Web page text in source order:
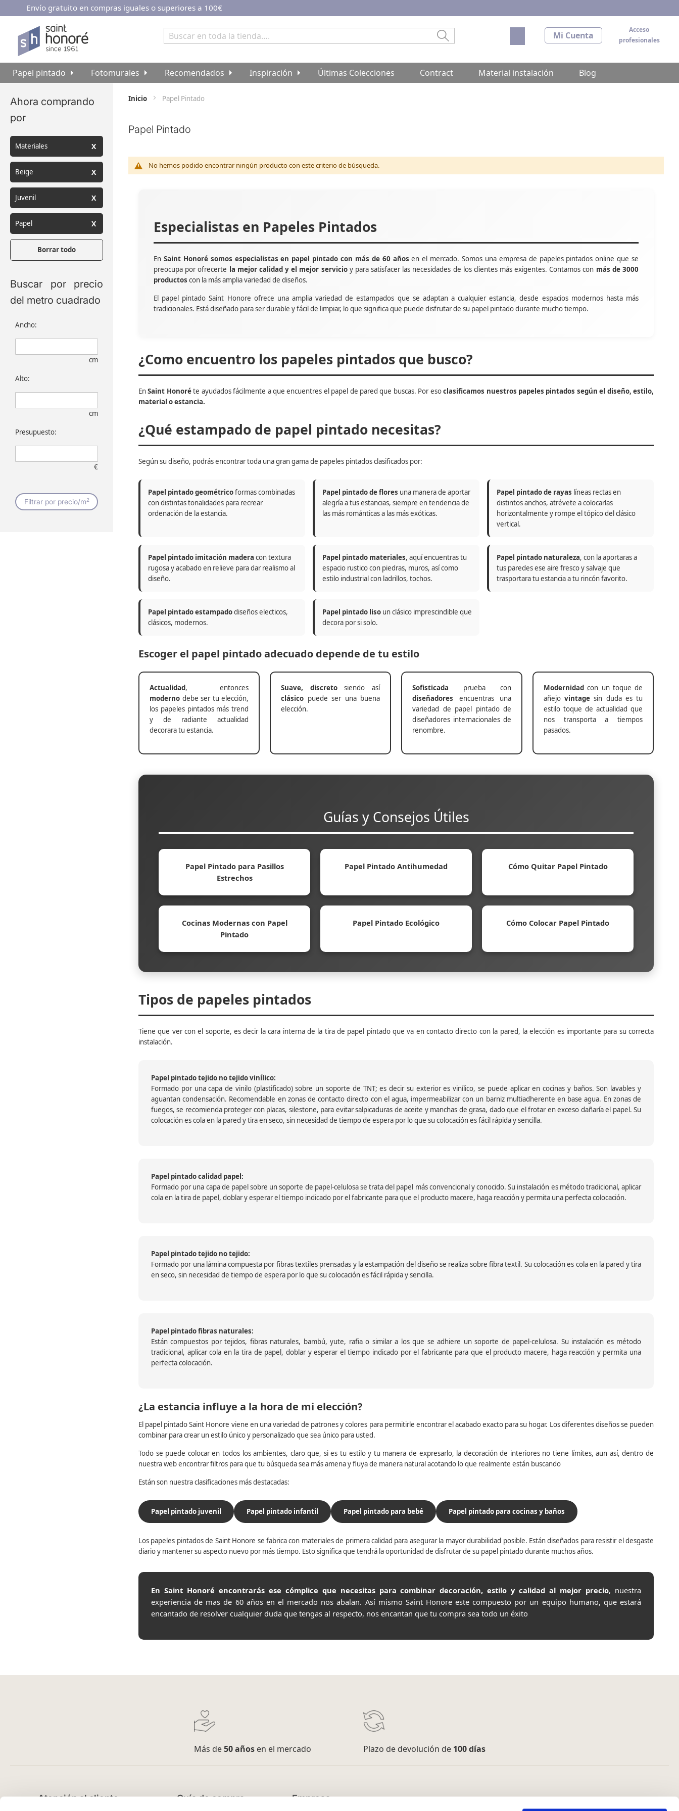
Ir
contenido
Envío gratuito en compras iguales o superiores a 100€
Acceso
profesionales
Mi Cuenta
Mi carrito
Papel pintado Fotomurales Recomendados Inspiración Últimas Colecciones Contract Material instalación Blog
Inicio Papel Pintado
Papel Pintado
No hemos podido encontrar ningún producto con este criterio de búsqueda.
Especialistas en Papeles Pintados
En Saint Honoré somos especialistas en papel pintado con más de 60 años en el mercado. Somos una empresa de papeles pintados online que se
preocupa por ofrecerte la mejor calidad y el mejor servicioy para satisfacer las necesidades de los clientes más exigentes. Contamos con más de 3000
productos con la más amplia variedad de diseños.
El papel pintado Saint Honore ofrece una amplia variedad de estampados que se adaptan a cualquier estancia, desde espacios modernos hasta más
tradicionales. Está diseñado para ser durable y fácil de limpiar, lo que significa que puede disfrutar de su papel pintado durante mucho tiempo.
¿Como encuentro los papeles pintados que busco?
EnSaint Honoréte ayudados fácilmente a que encuentres el papel de pared que buscas. Por esoclasificamos nuestros papeles pintados según el diseño, estilo,
material o estancia.
¿Qué estampado de papel pintado necesitas?
Según su diseño, podrás encontrar toda una gran gama de papeles pintados clasificados por:
Papel pintado geométricoformas combinadas
con distintas tonalidades para recrear
ordenación de la estancia.
Papel pintado de flores una manera de aportar
alegría a tus estancias, siempre en tendencia de
las más románticas a las más exóticas.
Papel pintado de rayas líneas rectas en
distintos anchos, atrévete a colocarlas
horizontalmente y rompe el tópico del clásico
vertical.
Papel pintado imitación madera con textura
rugosa y acabado en relieve para dar realismo al
diseño.
Papel pintado materiales, aquí encuentras tu
espacio rustico con piedras, muros, así como
estilo industrial con ladrillos, tochos.
Papel pintado naturaleza, con la aportaras a
tus paredes ese aire fresco y salvaje que
trasportara tu estancia a tu rincón favorito.
Papel pintado estampadodiseños electicos,
clásicos, modernos.
Papel pintado liso un clásico imprescindible que
decora por si solo.
Escoger el papel pintado adecuado depende de tu estilo
Actualidad, entonces
moderno debe ser tu elección,
los papeles pintados más trend
y de radiante actualidad
decorara tu estancia.
Suave, discretosiendo así
clásico puede ser una buena
elección.
Sofisticada prueba con
diseñadores encuentras una
variedad de papel pintado de
diseñadores internacionales de
renombre.
Modernidad con un toque de
añejovintage sin duda es tu
estilo toque de actualidad que
nos transporta a tiempos
pasados.
Guías y Consejos Útiles
Papel Pintado para Pasillos
Estrechos
Papel Pintado Antihumedad Cómo Quitar Papel Pintado
Cocinas Modernas con Papel
Pintado
Papel Pintado Ecológico Cómo Colocar Papel Pintado
Tipos de papeles pintados
Tiene que ver con el soporte, es decir la cara interna de la tira de papel pintado que va en contacto directo con la pared, la elección es importante para su correcta
instalación.
Papel pintado tejido no tejido vinílico:
Formado por una capa de vinilo (plastificado) sobre un soporte de TNT; es decir su exterior es vinílico, se puede aplicar en cocinas y baños. Son lavables y
aguantan condensación. Recomendable en zonas de contacto directo con el agua, impermeabilizar con un barniz multiadherente en base agua. En zonas de
fuegos, se recomienda proteger con placas, silestone, para evitar salpicaduras de aceite y manchas de grasa, dado que el frotar en exceso dañaría el papel. Su
colocación es cola en la pared y tira en seco, sin necesidad de tiempo de espera por lo que su colocación es fácil rápida y sencilla.
Papel pintado calidad papel:
Formado por una capa de papel sobre un soporte de papel-celulosa se trata del papel más convencional y conocido. Su instalación es método tradicional, aplicar
cola en la tira de papel, doblar y esperar el tiempo indicado por el fabricante para que el producto macere, haga reacción y permita una perfecta colocación.
Papel pintado tejido no tejido:
Formado por una lámina compuesta por fibras textiles prensadas y la estampación del diseño se realiza sobre fibra textil. Su colocación es cola en la pared y tira
en seco, sin necesidad de tiempo de espera por lo que su colocación es fácil rápida y sencilla.
Papel pintado fibras naturales:
Están compuestos por tejidos, fibras naturales, bambú, yute, rafia o similar a los que se adhiere un soporte de papel-celulosa. Su instalación es método
tradicional, aplicar cola en la tira de papel, doblar y esperar el tiempo indicado por el fabricante para que el producto macere, haga reacción y permita una
perfecta colocación.
¿La estancia influye a la hora de mi elección?
El papel pintado Saint Honore viene en una variedad de patrones y colores para permitirle encontrar el acabado exacto para su hogar. Los diferentes diseños se pueden
combinar para crear un estilo único y personalizado que sea único para usted.
Todo se puede colocar en todos los ambientes, claro que, si es tu estilo y tu manera de expresarlo, la decoración de interiores no tiene límites, aun así, dentro de
nuestra web encontrar filtros para que tu búsqueda sea más amena y fluya de manera natural acotando lo que realmente están buscando
Están son nuestra clasificaciones más destacadas:
Papel pintado juvenil Papel pintado infantil Papel pintado para bebé Papel pintado para cocinas y baños
Los papeles pintados de Saint Honore se fabrica con materiales de primera calidad para asegurar la mayor durabilidad posible. Están diseñados para resistir el desgaste
diario y mantener su aspecto nuevo por más tiempo. Esto significa que tendrá la oportunidad de disfrutar de su papel pintado durante muchos años.
En Saint Honoré encontrarás ese cómplice que necesitas para combinar decoración, estilo y calidad al mejor precio, nuestra
experiencia de mas de 60 años en el mercado nos abalan. Así mismo Saint Honore este compuesto por un equipo humano, que estará
encantado de resolver cualquier duda que tengas al respecto, nos encantan que tu compra sea todo un éxito
Buscar por precio
del metro cuadrado
Ancho:
cm
Alto:
cm
Presupuesto:
€
Filtrar por precio/m2
Ahora comprando
por
Materiales
Beige
Juvenil
Papel
Borrar todo
Más de50 añosen el mercado Plazo de devolución de 100 días
Atención al cliente Guía de compra Empresa